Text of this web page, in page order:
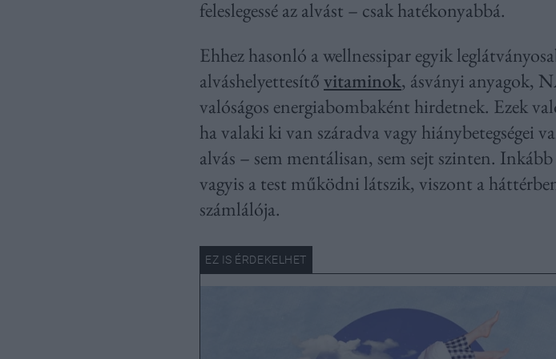
feleslegessé az alvást – csak hatékonyabbá.
Ehhez hasonló a wellnessipar egyik
alváshelyettesítővitaminok, ásványi anyagok,
valóságos energiabombaként hirdetnek. Ezek
ha valaki ki van száradva vagy hiánybetegségei
alvás – sem mentálisan, sem sejt szinten.
vagyis a test működni látszik, viszont a
számlálója.